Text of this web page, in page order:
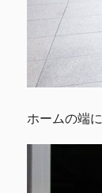
ホームの端